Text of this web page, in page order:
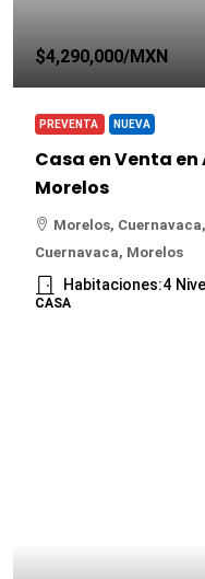
$4,290,000/MXN
PREVENTA NUEVA
Casa en Venta
Morelos
Morelos,
Cuernavaca, Morelos
Habitaciones:4
CASA